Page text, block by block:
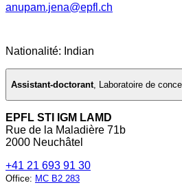
anupam.jena@epfl.ch
Nationalité: Indian
Assistant-doctorant, Laboratoire de
EPFL STI IGM LAMD
Rue de la Maladière 71b
2000 Neuchâtel
+41 21 693 91 30
Office: MC B2 283